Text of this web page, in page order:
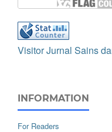
Visitor Jurnal Sains
INFORMATION
For Readers